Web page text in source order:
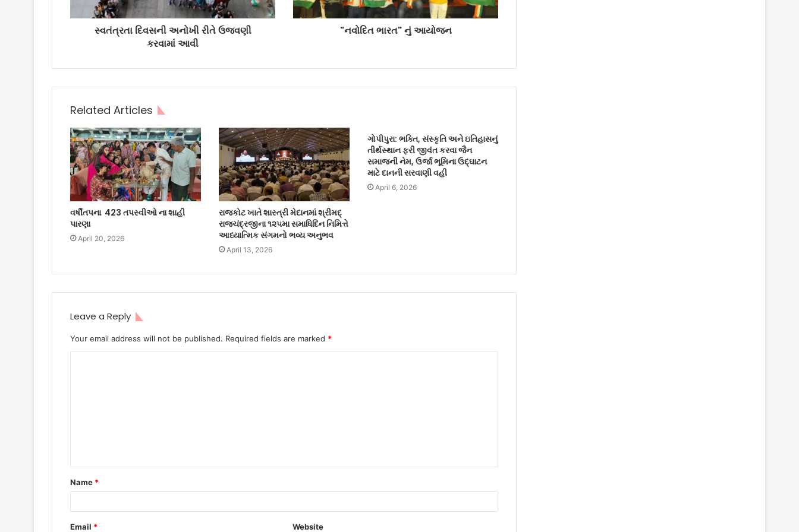
સ્વતંત્રતા દિવસની અનોખી રીતે ઉજવણી
કરવામાં આવી
"નવોદિત ભારત" નું આયોજન
Related Articles
વર્ષીતપના 423 તપસ્વીઓ ના શાહી
પારણા
April 20, 2026
રાજકોટ ખાતે શાસ્ત્રી મેદાનમાં શ્રીમદ્
રાજચંદ્રજીના ૧૨૫મા સમાધિદિન નિમિત્તે
આધ્યાત્મિક સંગમનો ભવ્ય અનુભવ
April 13, 2026
ગોપીપુરા: ભક્તિ, સંસ્કૃતિ અને ઇતિહાસનું
તીર્થસ્થાન ફરી જીવંત કરવા જૈન
સમાજની નેમ, ઉર્જા ભૂમિના ઉદ્ઘાટન
માટે દાનની સરવાણી વહી
April 6, 2026
Leave a Reply
Your email address will not be published. Required fields are marked *
Name *
Email * Website